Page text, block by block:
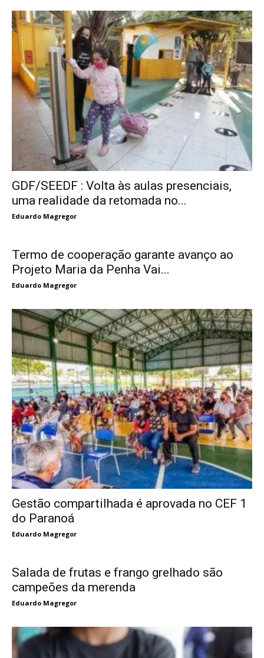
GDF/SEEDF : Volta às aulas presenciais,
uma realidade da retomada no...
Eduardo Magregor
Termo de cooperação garante avanço ao
Projeto Maria da Penha Vai...
Eduardo Magregor
Gestão compartilhada é aprovada no CEF 1
do Paranoá
Eduardo Magregor
Salada de frutas e frango grelhado são
campeões da merenda
Eduardo Magregor